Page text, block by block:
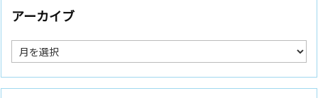
アーカイブ
ア
ー
カ
イ